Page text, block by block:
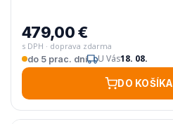
479,00 €
s DPH · doprava zdarma
do 5 prac. dní
U Vás18. 08.
DO KOŠÍKA